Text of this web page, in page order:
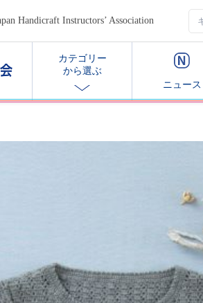
Handicraft Instructors’ Association
カテゴリー
から選ぶ
ニュース